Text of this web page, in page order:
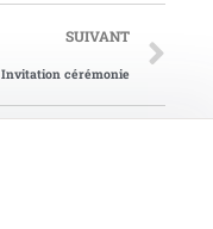
SUIVANT
Invitation cérémonie